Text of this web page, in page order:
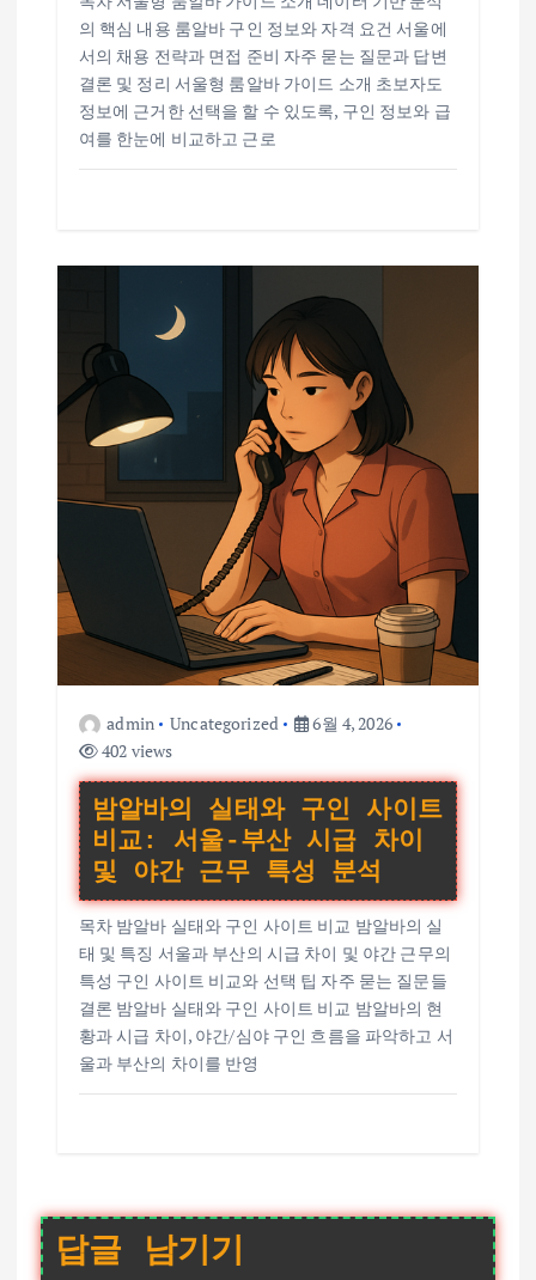
의 핵심 내용 룸알바 구인 정보와 자격 요건 서울에
서의 채용 전략과 면접 준비 자주 묻는 질문과 답변
결론 및 정리 서울형 룸알바 가이드 소개 초보자도
정보에 근거한 선택을 할 수 있도록, 구인 정보와 급
여를 한눈에 비교하고 근로
admin Uncategorized
6월 4, 2026
402 views
밤알바의 실태와 구인 사이트
비교: 서울-부산 시급 차이
및 야간 근무 특성 분석
목차 밤알바 실태와 구인 사이트 비교 밤알바의 실
태 및 특징 서울과 부산의 시급 차이 및 야간 근무의
특성 구인 사이트 비교와 선택 팁 자주 묻는 질문들
결론 밤알바 실태와 구인 사이트 비교 밤알바의 현
황과 시급 차이, 야간/심야 구인 흐름을 파악하고 서
울과 부산의 차이를 반영
답글 남기기